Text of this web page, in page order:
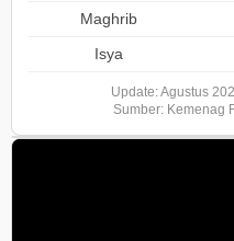
Maghrib
Isya
Update: Agustus
Sumber: Kemenag